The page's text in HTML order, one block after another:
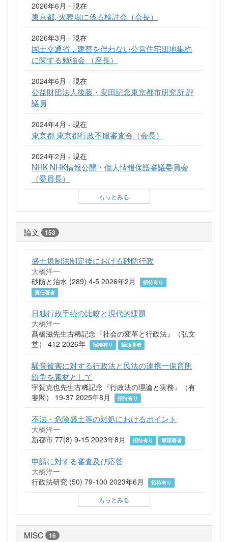
2026年6月 - 現在
東京都, 火葬場に係る検討会（会長）
2026年3月 - 現在
国土交通省，建替を伴わない公営住宅団地集約
に関する勉強会 （座長）
2024年6月 - 現在
公益財団法人後藤・安田記念東京都市研究所 評
議員
2024年4月 - 現在
東京都 東京都行政不服審査会（会長）
2024年2月 - 現在
NHK NHK情報公開・個人情報保護審議委員会
（委員長）
もっとみる
論文 153
盛土規制法制定後における砂防行政
大橋洋一
砂防と治水 (289) 4-5 2026年2月
招待有り
責任著者
日独行政手続の比較と現代的課題
大橋洋一
髙橋滋先生古稀記念『社会の変革と行政法』（弘文
堂） 412 2026年
招待有り 筆頭著者
騒音被害に対する行政法と民法の連携ー保育所
紛争を素材として
宇賀克也先生古稀記念『行政法の理論と実務』（有
斐閣） 19-37 2025年8月
招待有り
不法・危険盛土等の対処におけるポイント
大橋洋一
新都市 77(8) 9-15 2023年8月
招待有り 筆頭著者
申請に対する審査及び応答
大橋洋一
行政法研究 (50) 79-100 2023年6月
招待有り
もっとみる
MISC 16